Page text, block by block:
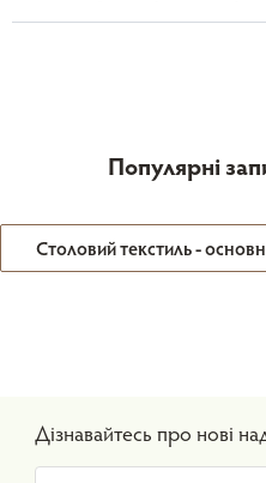
Популярні
Столовий текстиль -
Дізнавайтесь про нові